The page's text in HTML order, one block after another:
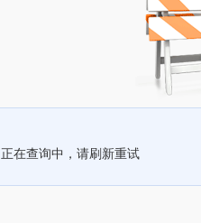
正在查询中，请刷新重试